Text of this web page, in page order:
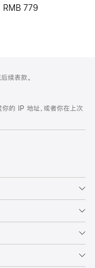
RMB 779
表款。
的 IP 地址，或者你在上次